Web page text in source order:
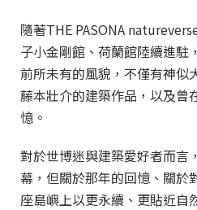
隨著THE PASONA
子小金剛館、荷蘭館陸續進駐
前所未有的風貌，不僅有神似
藤本壯介的建築作品，以及曾
憶。
對於世博迷與建築愛好者而言
幕，但關於那年的回憶、關於
座島嶼上以更永續、更貼近自